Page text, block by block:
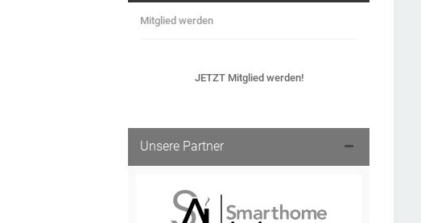
Mitglied werden
JETZT Mitglied werden!
Unsere Partner